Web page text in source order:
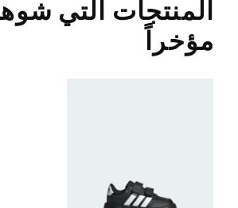
المنتجات التي
مؤخراً